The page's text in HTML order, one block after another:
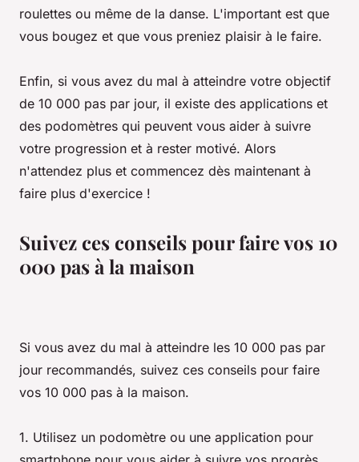
roulettes ou même de la danse. L'important est que
vous bougez et que vous preniez plaisir à le faire.
Enfin, si vous avez du mal à atteindre votre objectif
de 10 000 pas par jour, il existe des applications et
des podomètres qui peuvent vous aider à suivre
votre progression et à rester motivé. Alors
n'attendez plus et commencez dès maintenant à
faire plus d'exercice !
Suivez ces conseils pour faire vos 10
000 pas à la maison
Si vous avez du mal à atteindre les 10 000 pas par
jour recommandés, suivez ces conseils pour faire
vos 10 000 pas à la maison.
1. Utilisez un podomètre ou une application pour